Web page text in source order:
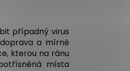
případný virus
a mírně
kterou na ránu
místa